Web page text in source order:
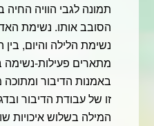
תמונה לגבי הוויה
הסובב אותו. נשימת
נשימת הלילה והיום,
מתארים פעילות-
באמנות הדיבור
זו של עבודת הדיבור
המילה בשלוש איכויות